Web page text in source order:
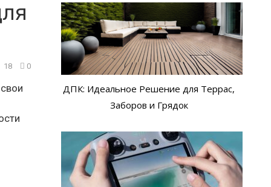
18 0
ДПК: Идеальное Решение для Террас,
Заборов и Грядок